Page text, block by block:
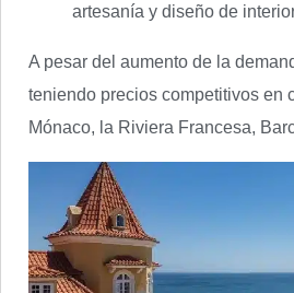
artesanía y diseño de
A pesar del aumento de la
teniendo precios competitivos en
Mónaco, la Riviera Francesa,